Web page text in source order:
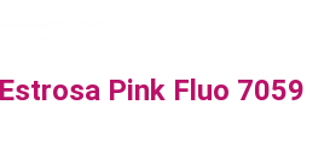
Pink Fluo 7059